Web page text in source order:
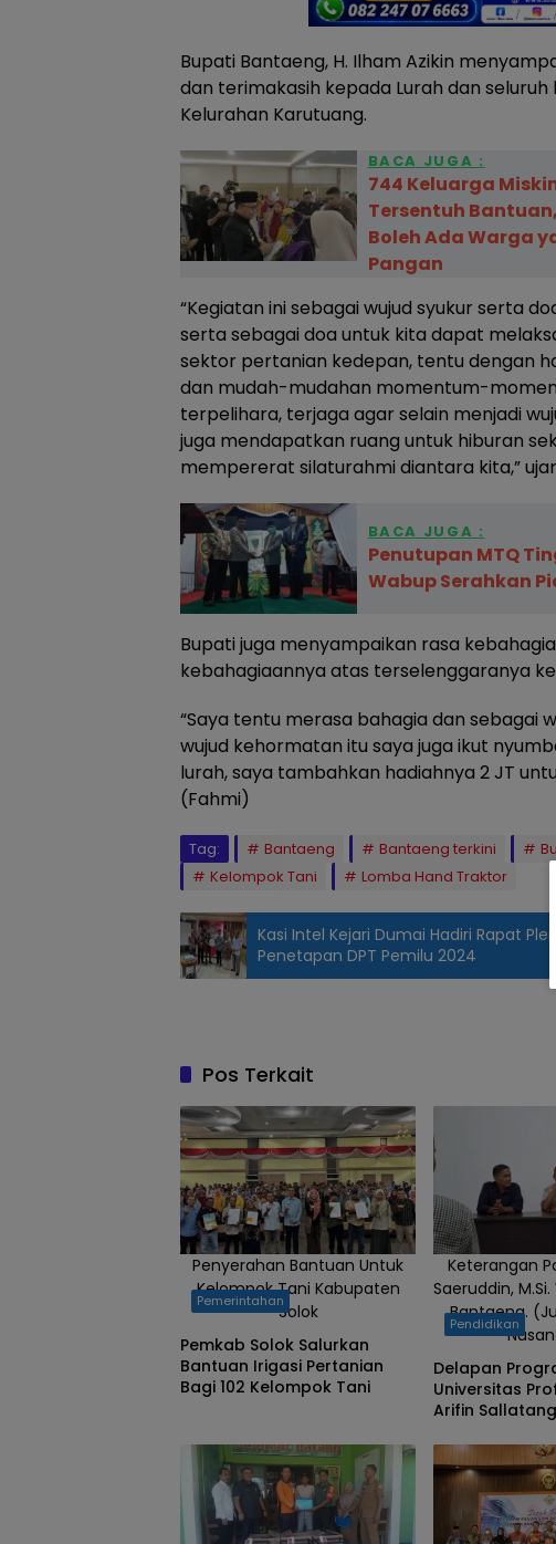
Bupati Bantaeng, H. Ilham Azikin
dan terimakasih kepada Lurah dan
Kelurahan Karutuang.
BACA JUGA :
744 Keluarga
Tersentuh
Boleh Ada Warga
Pangan
“Kegiatan ini sebagai wujud syukur serta
serta sebagai doa untuk kita dapat
sektor pertanian kedepan, tentu dengan
dan mudah-mudahan momentum-
terpelihara, terjaga agar selain menjadi
juga mendapatkan ruang untuk hiburan
mempererat silaturahmi diantara kita,”
BACA JUGA :
Penutupan MTQ
Wabup Serahkan
Bupati juga menyampaikan rasa
kebahagiaannya atas terselenggaranya
“Saya tentu merasa bahagia dan sebagai
wujud kehormatan itu saya juga ikut
lurah, saya tambahkan hadiahnya 2 JT
(Fahmi)
Tag: Bantaeng Bantaeng terkini
Kelompok Tani
Lomba Hand Traktor
Kasi Intel Kejari Dumai Hadiri Rapat
Penetapan DPT Pemilu 2024
Pos Terkait
Penyerahan Bantuan Untuk
Kelompok Tani Kabupaten
Solok
Pemerintahan
Pemkab Solok Salurkan
Bantuan Irigasi Pertanian
Bagi 102 Kelompok Tani
Keterangan
Saeruddin,
Bantaeng.
Pendidikan
Delapan
Universitas
Arifin
Pihak Kampus
Penjelasan